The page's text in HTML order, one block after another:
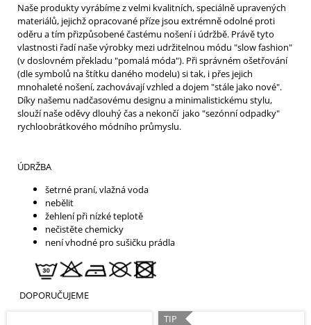
Naše produkty vyrábíme z velmi kvalitních, speciálně upravených
materiálů, jejichž opracované příze jsou extrémně odolné proti
oděru a tím přizpůsobené častému nošení i údržbě. Právě tyto
vlastnosti řadí naše výrobky mezi udržitelnou módu "slow fashion"
(v doslovném překladu "pomalá móda"). Při správném ošetřování
(dle symbolů na štítku daného modelu) si tak, i přes jejich
mnohaleté nošení, zachovávají vzhled a dojem "stále jako nové".
Díky našemu nadčasovému designu a minimalistickému stylu,
slouží naše oděvy dlouhý čas a nekončí jako "sezónní odpadky"
rychloobrátkového módního průmyslu.
ÚDRŽBA
šetrné praní, vlažná voda
nebělit
žehlení při nízké teplotě
nečistěte chemicky
není vhodné pro sušičku prádla
DOPORUČUJEME
TIP